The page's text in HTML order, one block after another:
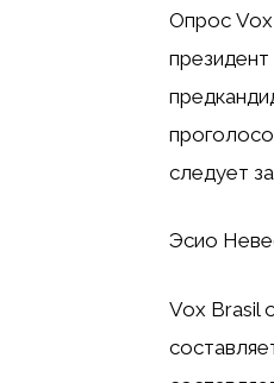
Опрос Vox
президент
следует
Эсио
Vox Brasil